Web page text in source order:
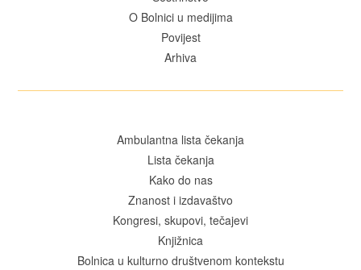
O Bolnici u medijima
Povijest
Arhiva
Ambulantna lista čekanja
Lista čekanja
Kako do nas
Znanost i izdavaštvo
Kongresi, skupovi, tečajevi
Knjižnica
Bolnica u kulturno društvenom kontekstu